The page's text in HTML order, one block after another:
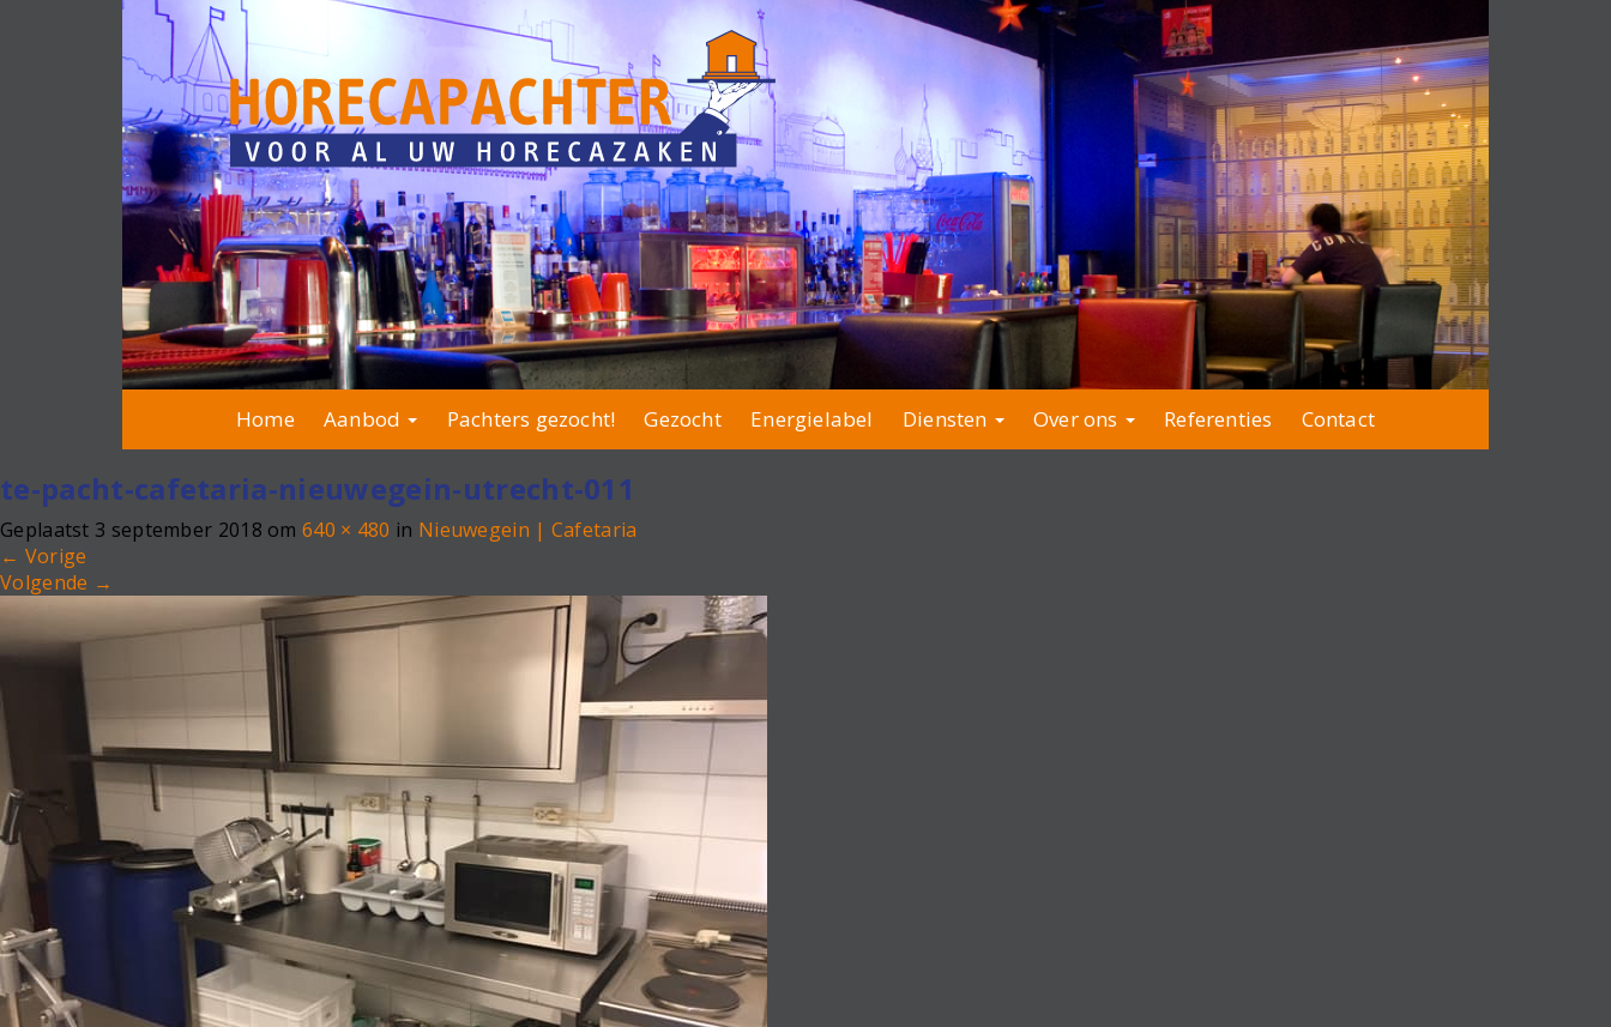
Home Aanbod Pachters gezocht! Gezocht Energielabel Diensten Over ons Referenties Contact
te-pacht-cafetaria-nieuwegein-utrecht-011
Geplaatst 3 september 2018 om640 × 480 in Nieuwegein | Cafetaria
← Vorige
Volgende →